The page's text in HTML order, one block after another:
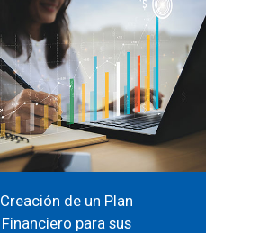
Creación de un Plan
Financiero para sus